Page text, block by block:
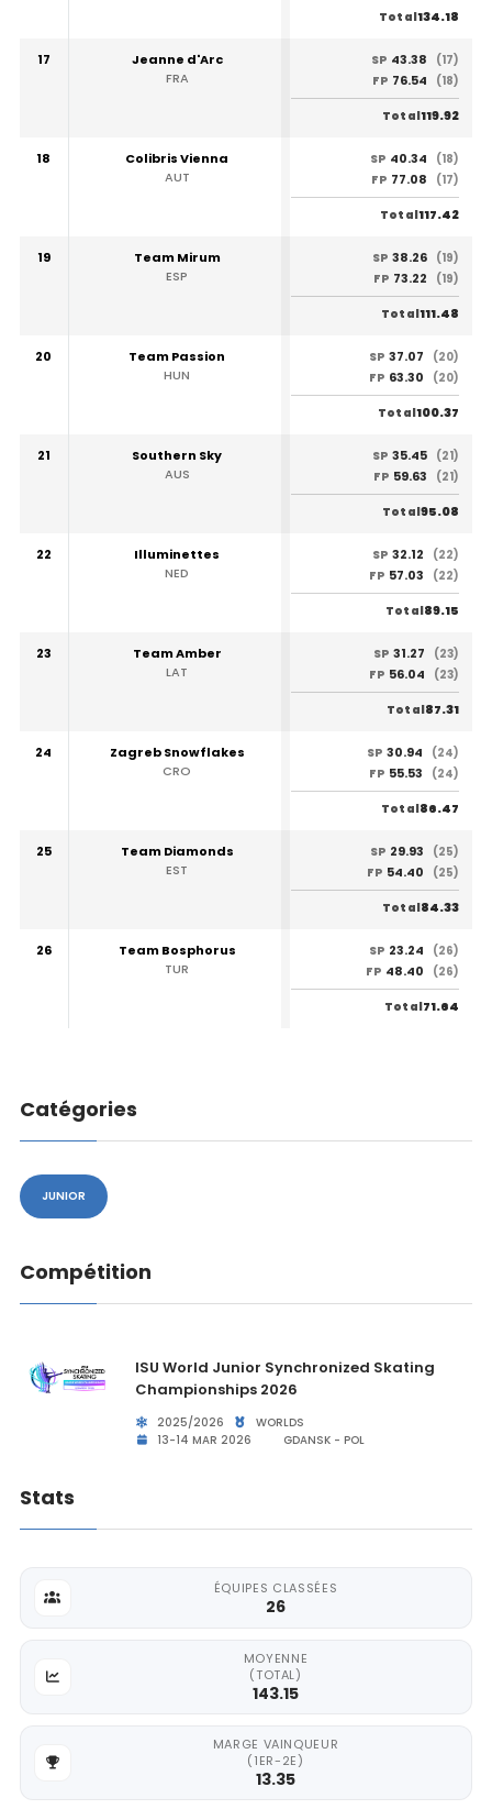
Total134.18
17
Jeanne d'Arc
FRA
SP 43.38
(17)
FP 76.54 (18)
Total119.92
18
Colibris Vienna
AUT
SP 40.34
(18)
FP 77.08 (17)
Total117.42
19
Team Mirum
ESP
SP 38.26 (19)
FP 73.22 (19)
Total111.48
20
Team Passion
HUN
SP 37.07
(20)
FP 63.30 (20)
Total100.37
21
Southern Sky
AUS
SP 35.45 (21)
FP 59.63 (21)
Total95.08
22
Illuminettes
NED
SP 32.12
(22)
FP 57.03 (22)
Total89.15
23
Team Amber
LAT
SP 31.27
(23)
FP 56.04 (23)
Total87.31
24
Zagreb Snowflakes
CRO
SP 30.94
(24)
FP 55.53 (24)
Total86.47
25
Team Diamonds
EST
SP 29.93
(25)
FP 54.40 (25)
Total84.33
26
Team Bosphorus
TUR
SP 23.24
(26)
FP 48.40 (26)
Total71.64
Catégories
JUNIOR
Compétition
ISU World Junior Synchronized Skating
Championships 2026
2025/2026
WORLDS
13-14 MAR 2026
GDANSK - POL
Stats
ÉQUIPES CLASSÉES
26
MOYENNE
(TOTAL)
143.15
MARGE VAINQUEUR
(1ER-2E)
13.35